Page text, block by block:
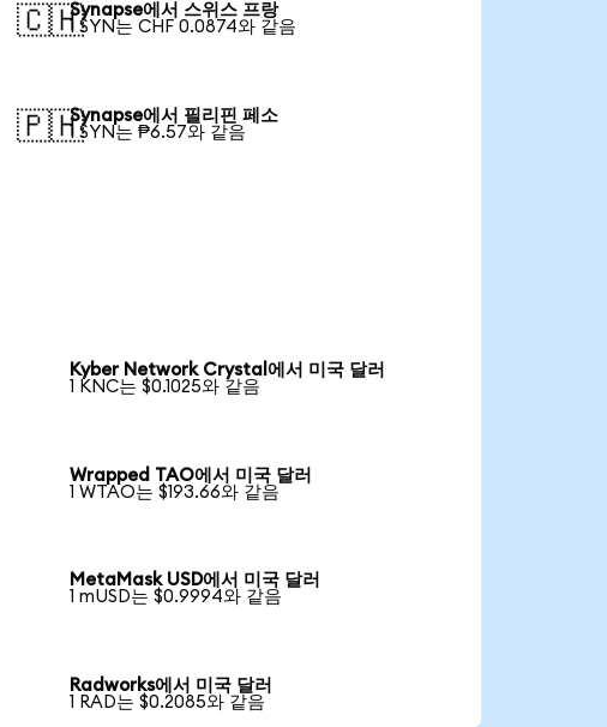
🇨🇭Synapse에서 스위스 프랑
1 SYN는 CHF 0.0874와 같음
🇵🇭Synapse에서 필리핀 페소
1 SYN는 ₱6.57와 같음
Kyber Network Crystal에서 미국 달러
1 KNC는 $0.1025와 같음
Wrapped TAO에서 미국 달러
1 WTAO는 $193.66와 같음
MetaMask USD에서 미국 달러
1 mUSD는 $0.9994와 같음
Radworks에서 미국 달러
1 RAD는 $0.2085와 같음